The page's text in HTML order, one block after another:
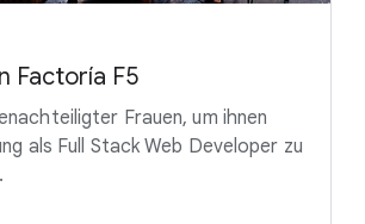
Factoría F5
Frauen, um ihnen
als Full Stack Web Developer zu